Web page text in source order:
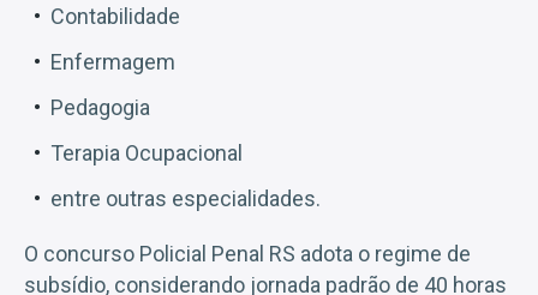
Contabilidade
Enfermagem
Pedagogia
Terapia Ocupacional
entre outras especialidades.
O concurso Policial Penal RS adota o regime de
subsídio, considerando jornada padrão de 40 horas